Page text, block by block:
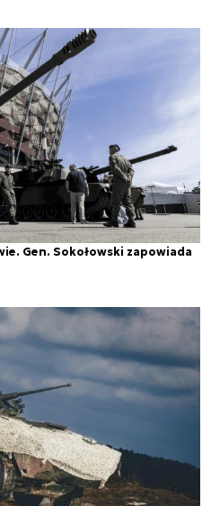
Gen. Sokołowski zapowiada